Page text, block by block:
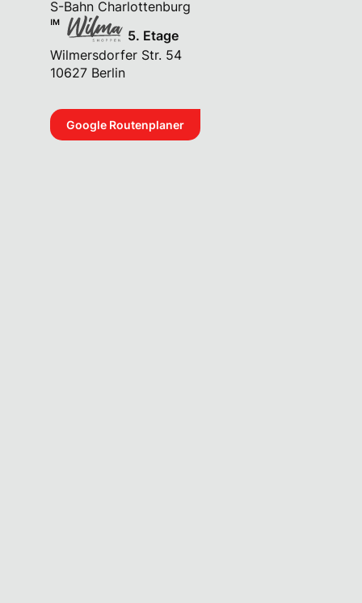
S-Bahn Charlottenburg
5. Etage
Wilmersdorfer Str. 54
10627 Berlin
Google Routenplaner
Datenverarbeitung. Ich erkenne
Datenschutzerklärungan.